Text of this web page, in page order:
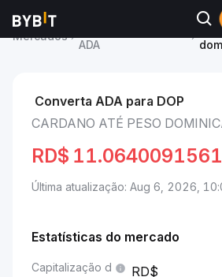
Mercados
ADA
Converta ADA para DOP
CARDANO ATÉ PESO
RD$
Última atualização: Aug 6, 2026,
Estatísticas do mercado
Capitalização d